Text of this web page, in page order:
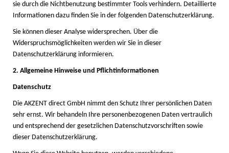
sie durch die Nichtbenutzung bestimmter Tools verhindern. Detaillierte
Informationen dazu finden Sie in der folgenden Datenschutzerklärung.
Sie können dieser Analyse widersprechen. Über die
Widerspruchsmöglichkeiten werden wir Sie in dieser
Datenschutzerklärung informieren.
2. Allgemeine Hinweise und Pflichtinformationen
Datenschutz
Die AKZENT direct GmbH nimmt den Schutz Ihrer persönlichen Daten
sehr ernst. Wir behandeln Ihre personenbezogenen Daten vertraulich
und entsprechend der gesetzlichen Datenschutzvorschriften sowie
dieser Datenschutzerklärung.